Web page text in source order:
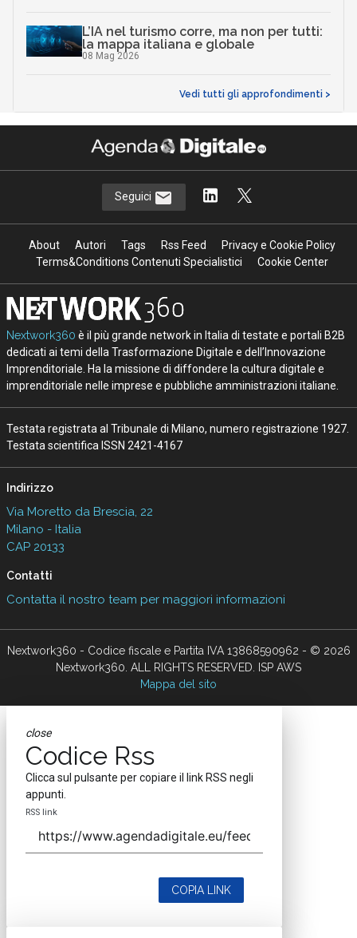
L’IA nel turismo corre, ma non per tutti:
la mappa italiana e globale
08 Mag 2026
Vedi tutti gli approfondimenti >
Seguici
About Autori Tags Rss Feed
Privacy e Cookie Policy
Terms&Conditions Contenuti Specialistici
Cookie Center
Nextwork360 è il più grande network in Italia di testate e portali B2B
dedicati ai temi della Trasformazione Digitale e dell’Innovazione
Imprenditoriale. Ha la missione di diffondere la cultura digitale e
imprenditoriale nelle imprese e pubbliche amministrazioni italiane.
Testata registrata al Tribunale di Milano, numero registrazione 1927.
Testata scientifica ISSN 2421-4167
Indirizzo
Via Moretto da Brescia, 22
Milano - Italia
CAP 20133
Contatti
Contatta il nostro team per maggiori informazioni
Nextwork360 - Codice fiscale e Partita IVA 13868590962 - © 2026
Nextwork360. ALL RIGHTS RESERVED. ISP AWS
Mappa del sito
close
Codice Rss
Clicca sul pulsante per copiare il link RSS negli
appunti.
RSS link
COPIA LINK